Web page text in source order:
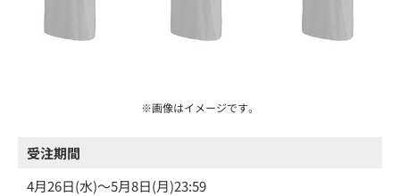
※画像はイメージです。
受注期間
4月26日(水)～5月8日(月)23:59